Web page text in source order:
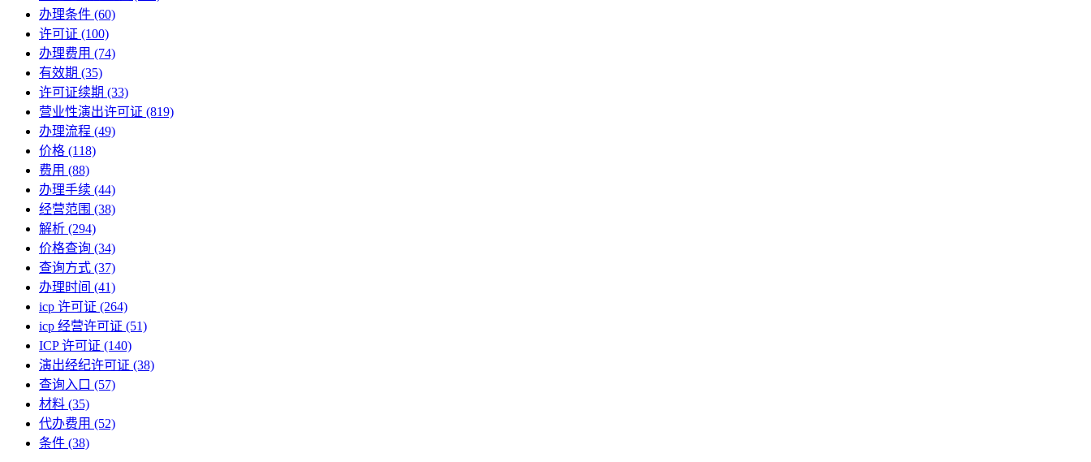
办理条件 (60)
许可证 (100)
办理费用 (74)
有效期 (35)
许可证续期 (33)
营业性演出许可证 (819)
办理流程 (49)
价格 (118)
费用 (88)
办理手续 (44)
经营范围 (38)
解析 (294)
价格查询 (34)
查询方式 (37)
办理时间 (41)
icp 许可证 (264)
icp 经营许可证 (51)
ICP 许可证 (140)
演出经纪许可证 (38)
查询入口 (57)
材料 (35)
代办费用 (52)
条件 (38)